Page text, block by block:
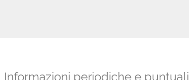
Informazioni periodiche e puntuali